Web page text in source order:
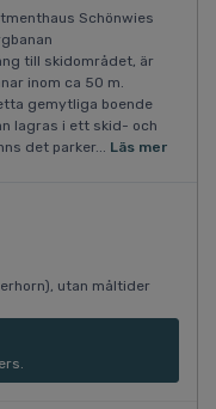
Schönwies
till skidområdet, är
inom ca 50 m.
gemytliga boende
lagras i ett skid- och
det parker... Läs mer
utan måltider